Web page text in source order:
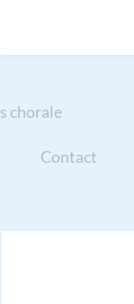
chorale
Contact